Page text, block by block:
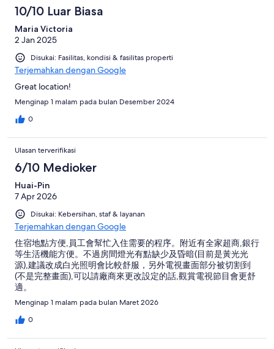
10/10 Luar Biasa
Maria Victoria
2 Jan 2025
Disukai: Fasilitas, kondisi & fasilitas properti
Terjemahkan dengan Google
Great location!
Menginap 1 malam pada bulan Desember 2024
0
Ulasan terverifikasi
6/10 Medioker
Huai-Pin
7 Apr 2026
Disukai: Kebersihan, staf & layanan
Terjemahkan dengan Google
住宿地點方便,員工會幫忙入住需要的程序。附近有全家超商,銀行
等生活機能方便。不過房間燈光有點缺少及昏暗(目前是黃光光
源),建議改成白光照明會比較舒服，另外電視畫面部分被切割到
(不是完整畫面),可以請廠商來更改設定的話,觀賞電視節目會更舒
適。
Menginap 1 malam pada bulan Maret 2026
0